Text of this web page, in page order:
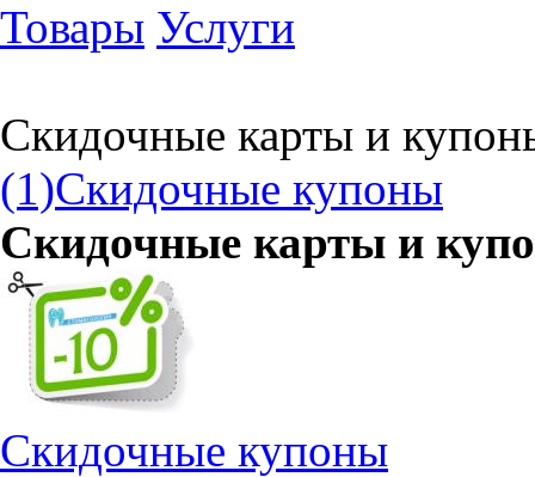
Товары Услуги
Скидочные карты и
(1)Скидочные купоны
Скидочные карты и
Скидочные купоны